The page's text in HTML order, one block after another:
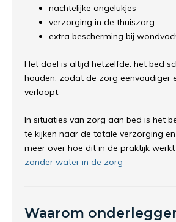
nachtelijke ongelukjes
verzorging in de thuiszorg
extra bescherming bij
Het doel is altijd hetzelfde: het bed
houden, zodat de zorg eenvoudiger
verloopt.
In situaties van zorg aan bed is het
te kijken naar de totale verzorging en
meer over hoe dit in de praktijk werkt
zonder water in de zorg
Waarom